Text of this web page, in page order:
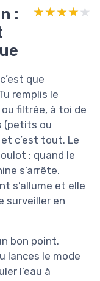
:
★★★★★
★★★★★
que
remplis le
ou filtrée, à toi de
(petits ou
c’est tout. Le
: quand le
s’arrête.
s’allume et elle
surveiller en
bon point.
lances le mode
l’eau à